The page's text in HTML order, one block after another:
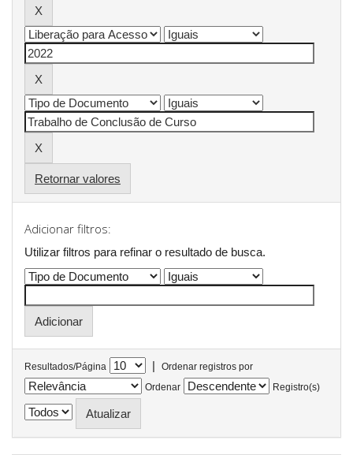
Retornar valores
Adicionar filtros:
Utilizar filtros para refinar o resultado de busca.
Resultados/Página |
Ordenar registros por
Ordenar
Registro(s)